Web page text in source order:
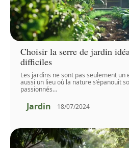
Choisir la serre de jardin
difficiles
Les jardins ne sont pas seulement un
aussi un lieu où la nature s’épanouit
passionnés…
Jardin 18/07/2024